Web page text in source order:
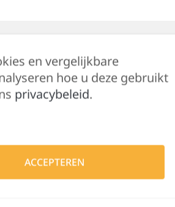
met capuchon gemaakt van een
onderscheidend vermogen. De
en vergelijkbare
hoe u deze gebruikt
privacybeleid.
ACCEPTEREN